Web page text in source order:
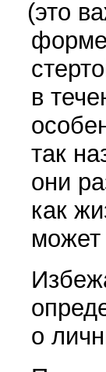
(это
форме
в
так
они
как
может
о